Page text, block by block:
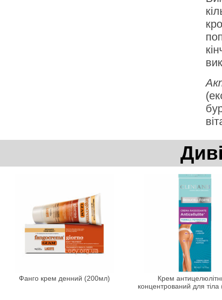
Фанго крем денний (200мл)
Крем
концентрований для